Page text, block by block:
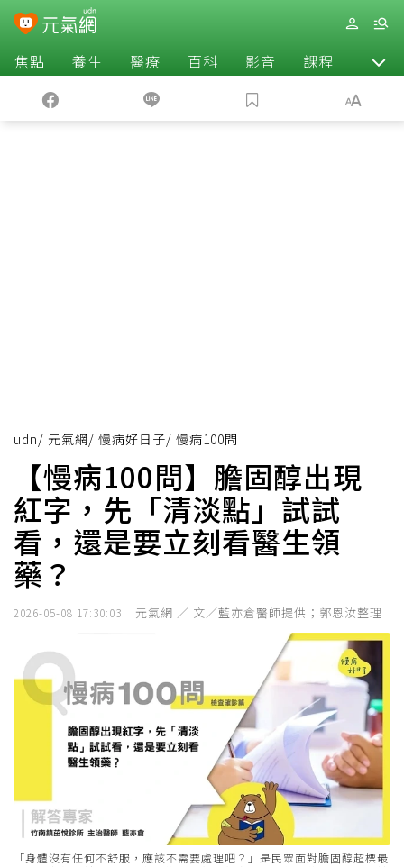
焦點 養生 醫療 百科 影音 課程 退休
udn/ 元氣網/ 慢病好日子/ 慢病100問
【慢病100問】膽固醇出現
紅字，先「清淡點」試試
看，還是要立刻看醫生領
藥？
2026-05-08 17:30:03 元氣網 ／ 文／藍亦倉醫師提供；郭恩汝整理
「身體沒有任何不舒服，應該不需要處理吧？」是民眾面對膽固醇超標最